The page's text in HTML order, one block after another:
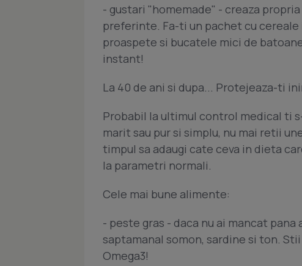
- gustari "homemade" - creaza
preferinte. Fa-ti un pachet cu
proaspete si bucatele mici de
instant!
La 40 de ani si dupa... Protejeaza-ti
Probabil la ultimul control medical ti
marit sau pur si simplu, nu mai retii
timpul sa adaugi cate ceva in dieta
la parametri normali.
Cele mai bune alimente:
- peste gras - daca nu ai mancat
saptamanal somon, sardine si ton.
Omega3!